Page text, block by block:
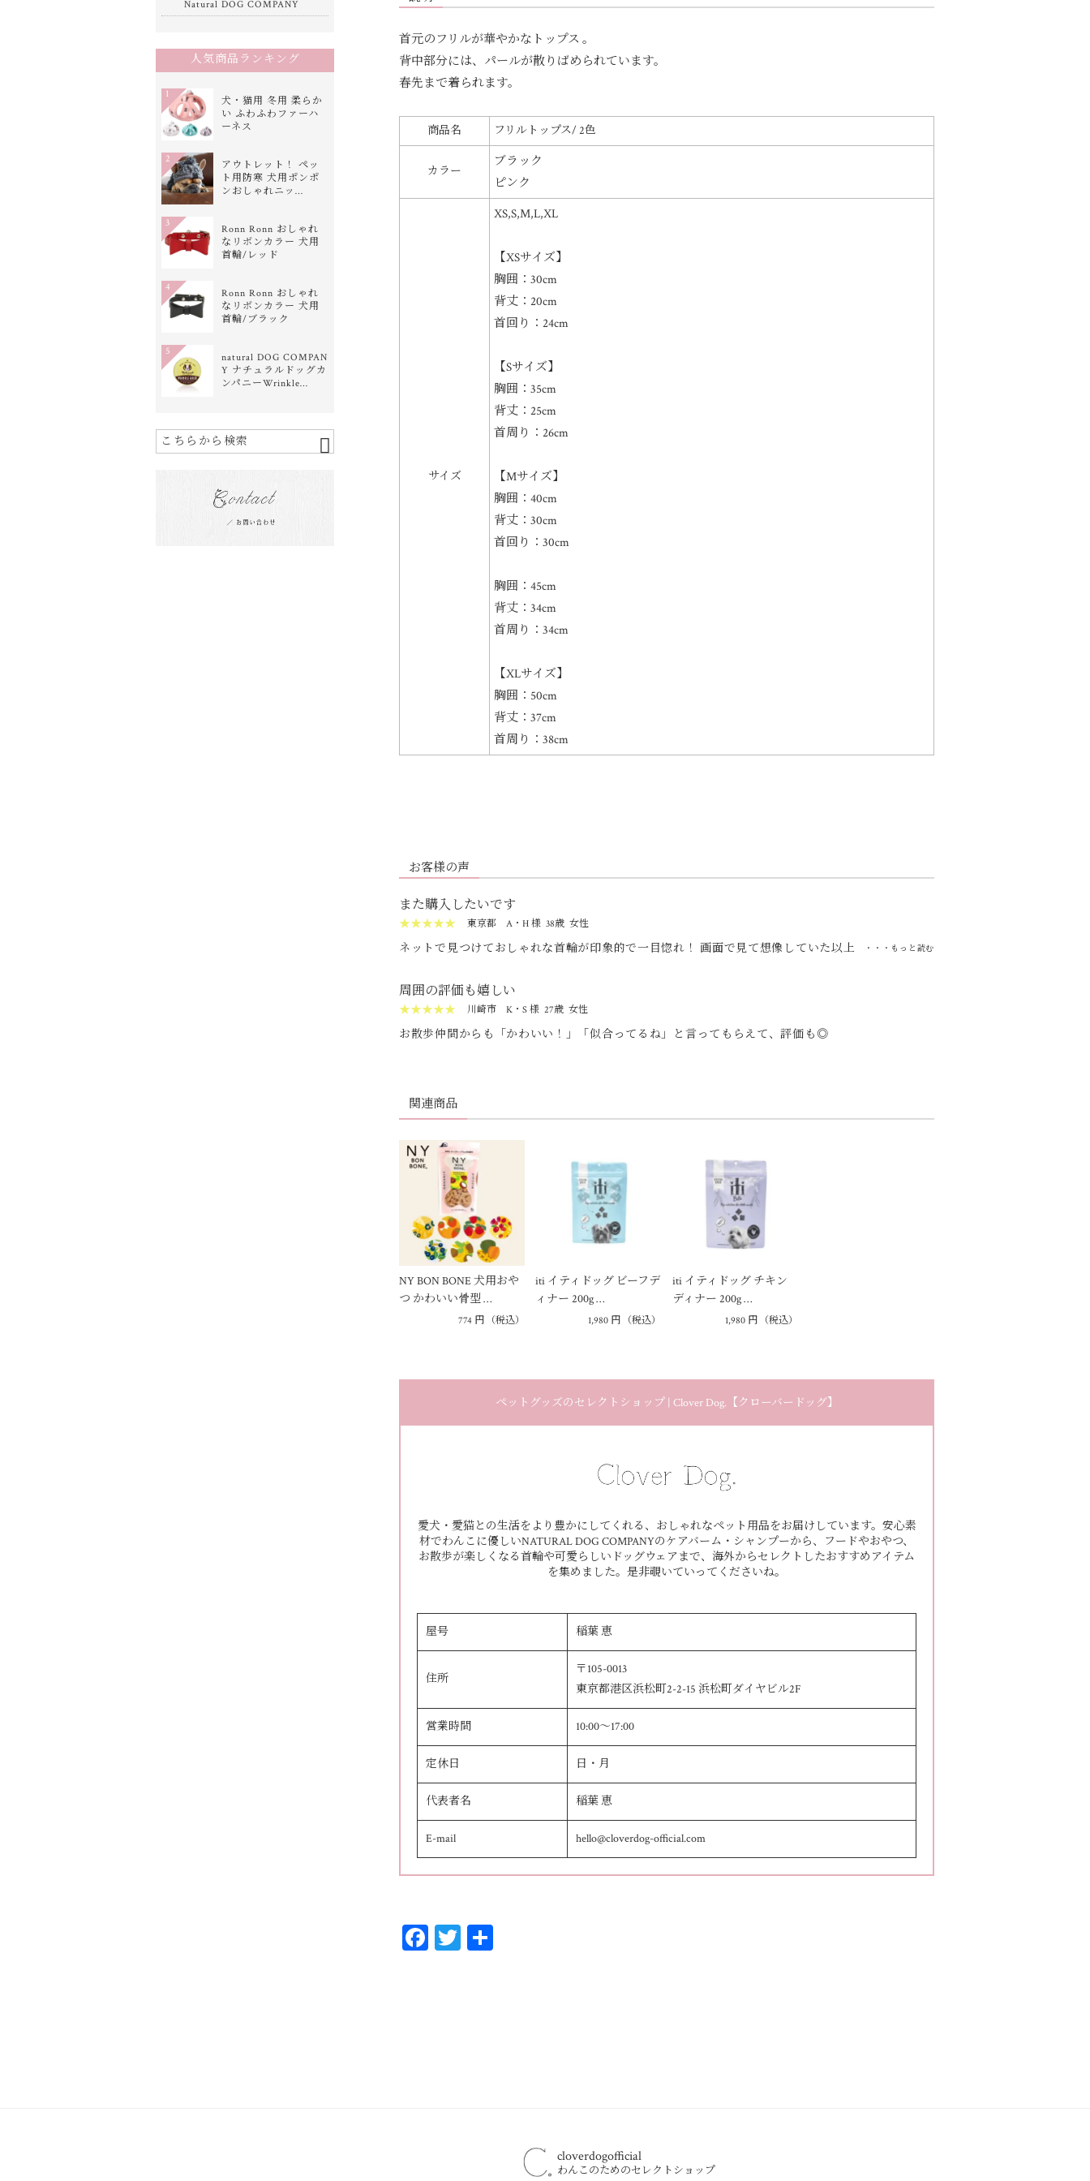
首元のフリルが華やかなトップス 。
背中部分には、パールが散りばめられています。
春先まで着られます。
商品名 フリルトップス/ 2色
カラー
ブラック
ピンク
サイズ
XS,S,M,L,XL
【XSサイズ】
胸囲：30cm
背丈：20cm
首回り：24cm
【Sサイズ】
胸囲：35cm
背丈：25cm
首周り：26cm
【Mサイズ】
胸囲：40cm
背丈：30cm
首回り：30cm
胸囲：45cm
背丈：34cm
首周り：34cm
【XLサイズ】
胸囲：50cm
背丈：37cm
首周り：38cm
お客様の声
また購入したいです
★★★★★ 東京都 A・H 様 38歳 女性
ネットで見つけておしゃれな首輪が印象的で一目惚れ！ 画面で見て想像していた以上
・・・もっと読む
周囲の評価も嬉しい
★★★★★ 川崎市 K・S 様 27歳 女性
お散歩仲間からも「かわいい！」「似合ってるね」と言ってもらえて、評価も◎
関連商品
NY BON BONE 犬用おや
つ かわいい骨型 …
774 円 （税込）
iti イティドッグ ビーフデ
ィナー 200g …
1,980 円 （税込）
iti イティドッグ チキン
ディナー 200g …
1,980 円 （税込）
ペットグッズのセレクトショップ | Clover Dog.【クローバードッグ】
愛犬・愛猫との生活をより豊かにしてくれる、おしゃれなペット用品をお届けしています。安心素
材でわんこに優しいNATURAL DOG COMPANYのケアバーム・シャンプーから、フードやおやつ、
お散歩が楽しくなる首輪や可愛らしいドッグウェアまで、海外からセレクトしたおすすめアイテム
を集めました。是非覗いていってくださいね。
屋号 稲葉 恵
住所
〒105-0013
東京都港区浜松町2-2-15 浜松町ダイヤビル2F
営業時間 10:00～17:00
定休日 日・月
代表者名 稲葉 恵
E-mail hello@cloverdog-official.com
Fa T
Natural DOG COMPANY
人気商品ランキング
犬・猫用 冬用 柔らか
い ふわふわファーハ
ーネス
1
アウトレット！ ペッ
ト用防寒 犬用ポンポ
ンおしゃれニッ…
2
Ronn Ronn おしゃれ
なリボンカラー 犬用
首輪/レッド
3
Ronn Ronn おしゃれ
なリボンカラー 犬用
首輪/ブラック
4
natural DOG COMPAN
Y ナチュラルドッグカ
ンパニーWrinkle…
5
cloverdogofficial
わんこのためのセレクトショップ